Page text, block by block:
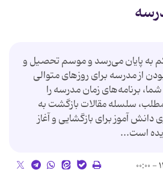
به پایان می‌رسد و موسم تحصیل و
از مدرسه برای روزهای متوالی
برنامه‌های زمان مدرسه را
سلسله مقالات بازگشت به
آموز برای بازگشایی و آغاز
است...